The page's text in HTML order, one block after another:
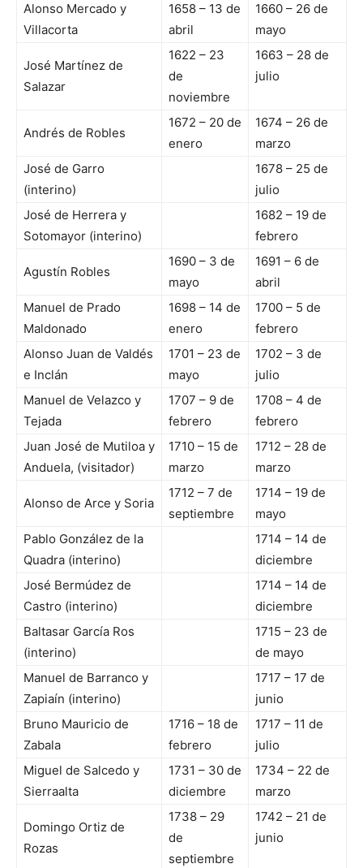
Alonso Mercado y
Villacorta
1658 – 13 de
abril
1660 – 26 de
mayo
José Martínez de
Salazar
1622 – 23
de
noviembre
1663 – 28 de
julio
Andrés de Robles
1672 – 20 de
enero
1674 – 26 de
marzo
José de Garro
(interino)
1678 – 25 de
julio
José de Herrera y
Sotomayor (interino)
1682 – 19 de
febrero
Agustín Robles
1690 – 3 de
mayo
1691 – 6 de
abril
Manuel de Prado
Maldonado
1698 – 14 de
enero
1700 – 5 de
febrero
Alonso Juan de Valdés
e Inclán
1701 – 23 de
mayo
1702 – 3 de
julio
Manuel de Velazco y
Tejada
1707 – 9 de
febrero
1708 – 4 de
febrero
Juan José de Mutiloa y
Anduela, (visitador)
1710 – 15 de
marzo
1712 – 28 de
marzo
Alonso de Arce y Soria
1712 – 7 de
septiembre
1714 – 19 de
mayo
Pablo González de la
Quadra (interino)
1714 – 14 de
diciembre
José Bermúdez de
Castro (interino)
1714 – 14 de
diciembre
Baltasar García Ros
(interino)
1715 – 23 de
de mayo
Manuel de Barranco y
Zapiaín (interino)
1717 – 17 de
junio
Bruno Mauricio de
Zabala
1716 – 18 de
febrero
1717 – 11 de
julio
Miguel de Salcedo y
Sierraalta
1731 – 30 de
diciembre
1734 – 22 de
marzo
Domingo Ortiz de
Rozas
1738 – 29
de
septiembre
1742 – 21 de
junio